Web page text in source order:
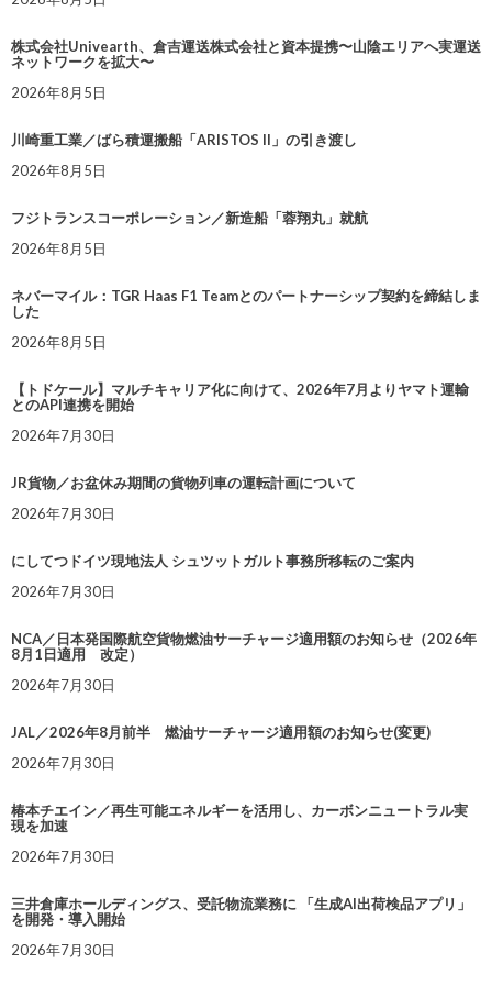
株式会社Univearth、倉吉運送株式会社と資本提携〜山陰エリアへ実運送
ネットワークを拡大〜
2026年8月5日
川崎重工業／ばら積運搬船「ARISTOS II」の引き渡し
2026年8月5日
フジトランスコーポレーション／新造船「蓉翔丸」就航
2026年8月5日
ネバーマイル：TGR Haas F1 Teamとのパートナーシップ契約を締結しま
した
2026年8月5日
【トドケール】マルチキャリア化に向けて、2026年7月よりヤマト運輸
とのAPI連携を開始
2026年7月30日
JR貨物／お盆休み期間の貨物列車の運転計画について
2026年7月30日
にしてつドイツ現地法人 シュツットガルト事務所移転のご案内
2026年7月30日
NCA／日本発国際航空貨物燃油サーチャージ適用額のお知らせ（2026年
8月1日適用 改定）
2026年7月30日
JAL／2026年8月前半 燃油サーチャージ適用額のお知らせ(変更)
2026年7月30日
椿本チエイン／再生可能エネルギーを活用し、カーボンニュートラル実
現を加速
2026年7月30日
三井倉庫ホールディングス、受託物流業務に 「生成AI出荷検品アプリ」
を開発・導入開始
2026年7月30日